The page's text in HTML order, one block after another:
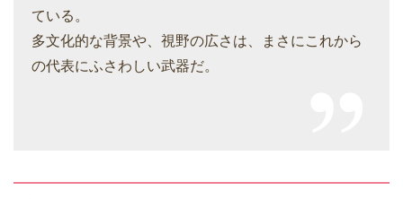
ている。
多文化的な背景や、視野の広さは、まさにこれから
の代表にふさわしい武器だ。